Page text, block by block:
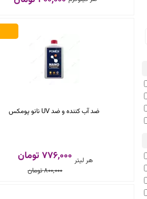
ضد آب کننده و ضد UV نانو پومکس
776,000 تومان
800,000 تومان
هر لیتر